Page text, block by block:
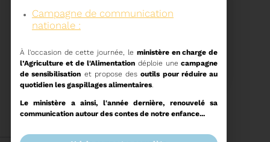
Voir plus
04/06/2026
PRÉSENTATION DU
RAPPORT D'ACTIVITÉ
2025
Téléchargez le Rapport
Annuel 2024
Voir plus
Campagne de communication
nationale :
À l'occasion de cette journée, le ministère en charge de
l’Agriculture et de l'Alimentation déploie une campagne
de sensibilisation et propose desoutils pour réduire au
quotidien les gaspillages alimentaires.
Le ministère a ainsi, l'année dernière, renouvelé sa
communication autour des contes de notre enfance...